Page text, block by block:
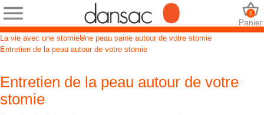
Panier
0
La vie avec une stomieUne peau saine autour de votre stomie
Entretien de la peau autour de votre stomie
Entretien de la peau autour de votre
stomie